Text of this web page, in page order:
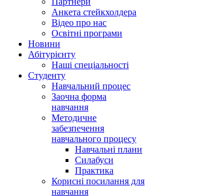
Анкета стейкхолдера
Відео про нас
Освітні програми
Hовини
Абітурієнту
Наші спеціальності
Студенту
Навчальний процес
Заочна форма
навчання
Методичне
забезпечення
навчального процесу
Навчальні плани
Силабуси
Практика
Корисні посилання для
навчання